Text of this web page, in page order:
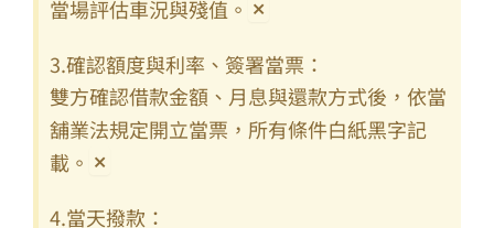
當場評估車況與殘值。 ×
3.確認額度與利率、簽署當票：
雙方確認借款金額、月息與還款方式後，依當
舖業法規定開立當票，所有條件白紙黑字記
載。 ×
4.當天撥款：